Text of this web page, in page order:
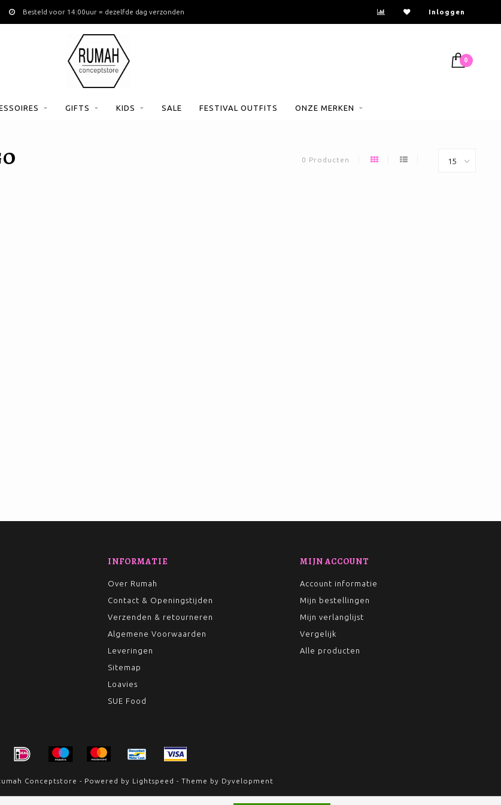
Besteld voor 14:00uur = dezelfde dag verzonden Inloggen
0
GIFTS KIDS SALE FESTIVAL OUTFITS ONZE MERKEN
0 Producten
INFORMATIE
Over Rumah
Contact & Openingstijden
Verzenden & retourneren
Algemene Voorwaarden
Leveringen
Sitemap
Loavies
SUE Food
MIJN ACCOUNT
Account informatie
Mijn bestellingen
Mijn verlanglijst
Vergelijk
Alle producten
Conceptstore - Powered by Lightspeed - Theme by Dyvelopment